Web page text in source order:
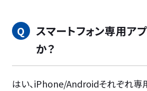
スマートフォン専用ア
か？
はい、iPhone/Androidそれぞれ専